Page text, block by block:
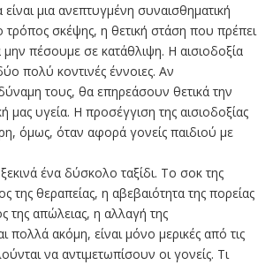
μια ανεπτυγμένη συναισθηματική
τρόπος σκέψης, η θετική στάση που πρέπει
πέσουμε σε κατάθλιψη. Η αισιοδοξία
πολύ κοντινές έννοιες. Αν
τους, θα επηρεάσουν θετικά την
μας υγεία. Η προσέγγιση της αισιοδοξίας
όμως, όταν αφορά γονείς παιδιού με
ένα δύσκολο ταξίδι. Το σοκ της
της θεραπείας, η αβεβαιότητα της πορείας
απώλειας, η αλλαγή της
πολλά ακόμη, είναι μόνο μερικές από τις
να αντιμετωπίσουν οι γονείς. Τι